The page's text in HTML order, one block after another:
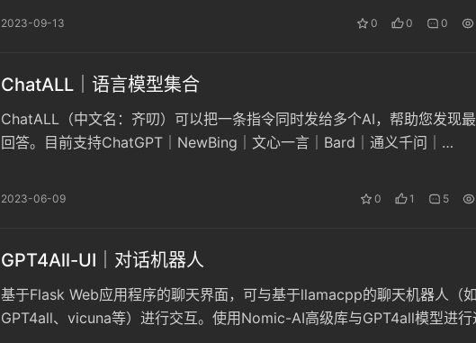
2023-09-13 0 0 0
ChatALL｜语言模型集合
ChatALL（中文名：齐叨）可以把一条指令同时发给多个AI，帮助您发现
回答。目前支持ChatGPT｜NewBing｜文心一言｜Bard｜通义千问｜
2023-06-09 0 1 5
GPT4All-UI｜对话机器人
基于Flask Web应用程序的聊天界面，可与基于llamacpp的聊天机器人（如
GPT4all、vicuna等）进行交互。使用Nomic-AI高级库与GPT4all模型进行